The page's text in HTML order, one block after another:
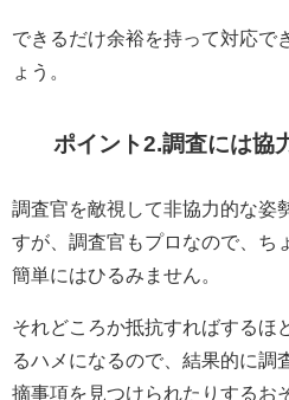
できるだけ余裕を持って対応で
ょう。
ポイント2.調査には協
調査官を敵視して非協力的な姿
すが、調査官もプロなので、ち
簡単にはひるみません。
それどころか抵抗すればするほ
るハメになるので、結果的に調
摘事項を見つけられたりするお